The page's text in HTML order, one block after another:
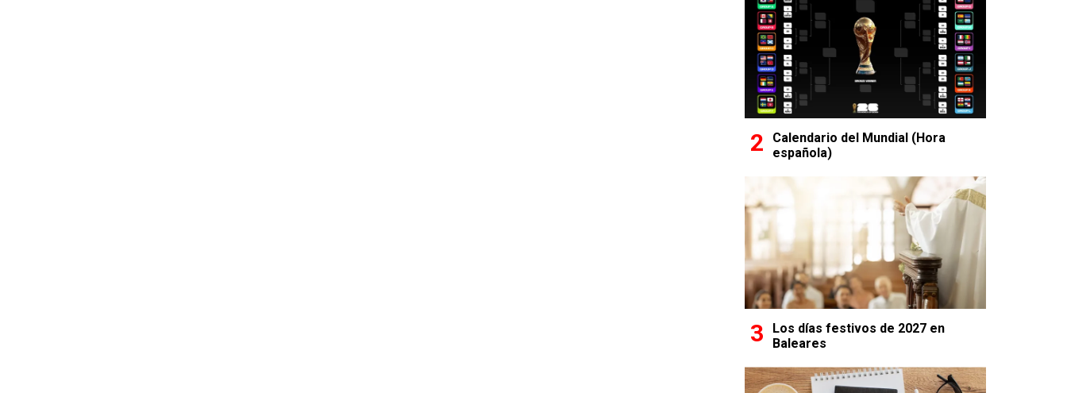
Calendario del Mundial (Hora
española)
Los días festivos de 2027 en
Baleares